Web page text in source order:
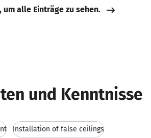
um alle Einträge zu sehen.
und Kenntnisse
Installation of false ceilings